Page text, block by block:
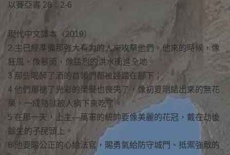
以賽亞書 28：2-6
現代中文譯本（2019）
2 主已經準備那強大有力的人來攻擊他們。他來的時候，像
狂風，像暴雨，像猛烈的洪水衝進全地。
3 那些喝醉了酒的首領們都被踐踏在腳下；
4 他們那褪了光彩的榮譽也喪失了，像初夏剛結出來的無花
果，一成熟就被人摘下來吃了。
5 在那一天，上主—萬軍的統帥要像美麗的花冠，戴在劫後
餘生的子民頭上。
6 他要賜公正的心給法官，賜勇氣給防守城門、抵禦強敵的